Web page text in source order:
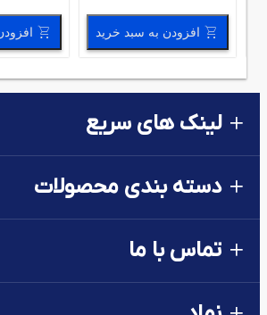
افزودن به سبد خرید
لینک های سریع
دسته بندی محصولات
تماس با ما